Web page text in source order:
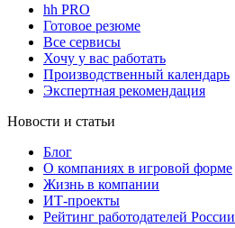
hh PRO
Готовое резюме
Все сервисы
Хочу у вас работать
Производственный календарь
Экспертная рекомендация
Новости и статьи
Блог
О компаниях в игровой форме
Жизнь в компании
ИТ-проекты
Рейтинг работодателей России